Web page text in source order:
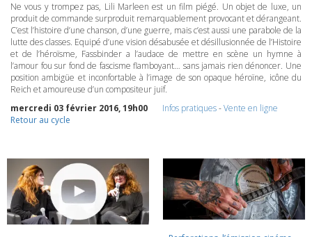
Ne vous y trompez pas, Lili Marleen est un film piégé. Un objet de luxe, un
produit de commande surproduit remarquablement provocant et dérangeant.
C’est l’histoire d’une chanson, d’une guerre, mais c’est aussi une parabole de la
lutte des classes. Equipé d’une vision désabusée et désillusionnée de l’Histoire
et de l’héroïsme, Fassbinder a l’audace de mettre en scène un hymne à
l’amour fou sur fond de fascisme flamboyant… sans jamais rien dénoncer. Une
position ambigüe et inconfortable à l’image de son opaque héroïne, icône du
Reich et amoureuse d’un compositeur juif.
mercredi 03 février 2016, 19h00
Infos pratiques-Vente en ligne
Retour au cycle